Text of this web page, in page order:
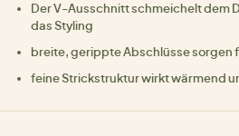
Der V-Ausschnitt schmeichelt dem
das Styling
breite, gerippte Abschlüsse sorgen
feine Strickstruktur wirkt wärmend